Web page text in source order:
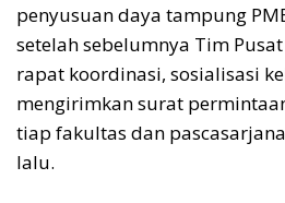
penyusuan daya tampung
setelah sebelumnya Tim
rapat koordinasi, sosialisasi
mengirimkan surat
tiap fakultas dan
lalu.